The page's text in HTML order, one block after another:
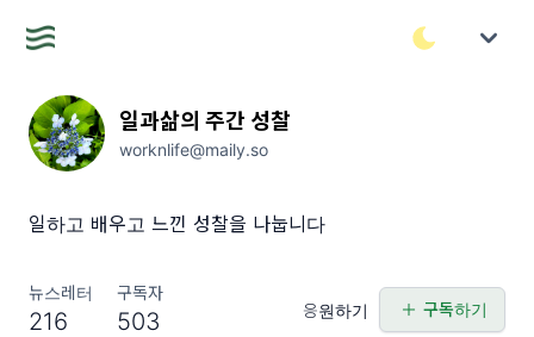
일과삶의 주간 성찰
worknlife@maily.so
일하고 배우고 느낀 성찰을 나눕니다
뉴스레터
216
구독자
503 응원하기 구독하기